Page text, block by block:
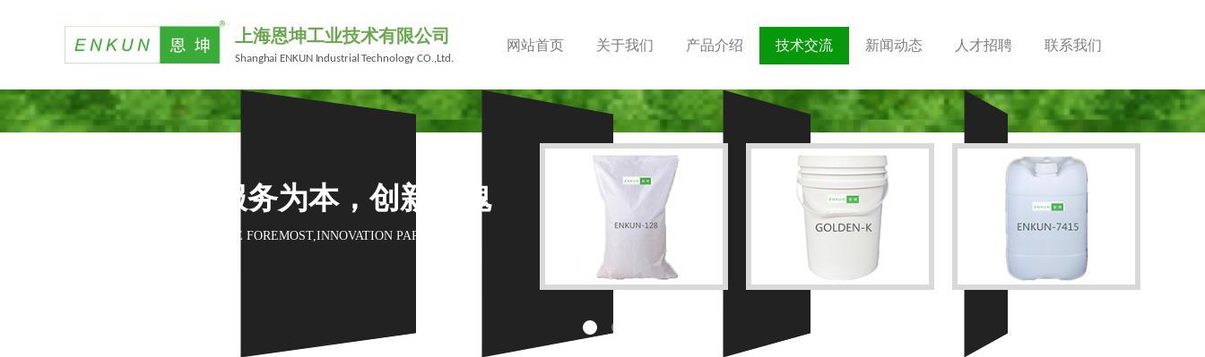
网站首页 关于我们 产品介绍 技术交流 新闻动态 人才招聘 联系我们
上海恩坤工业技术有限公司
Shanghai ENKUN Industrial Technology CO.,Ltd.
技术为先，服务为本，创新为魂
TECHNOLOGY FIRST,SERVICE FOREMOST,INNOVATION PARAMOUNT